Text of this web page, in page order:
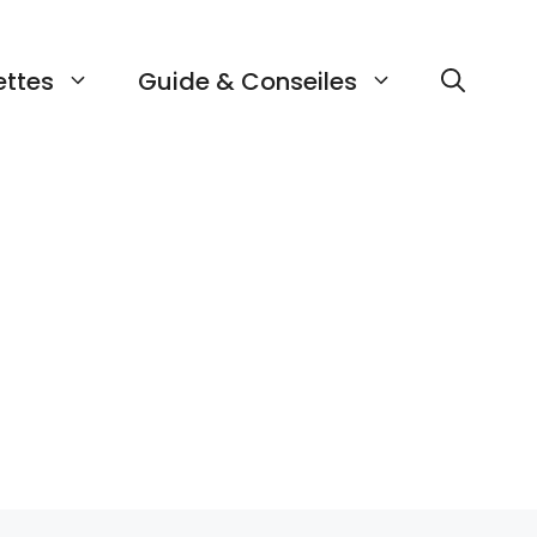
Guide & Conseiles